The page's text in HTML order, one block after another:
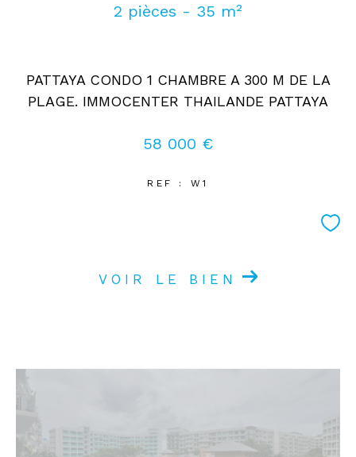
2 pièces - 35 m²
PATTAYA CONDO 1 CHAMBRE A 300 M DE LA
PLAGE. IMMOCENTER THAILANDE PATTAYA
58 000 €
REF : W1
VOIR LE BIEN